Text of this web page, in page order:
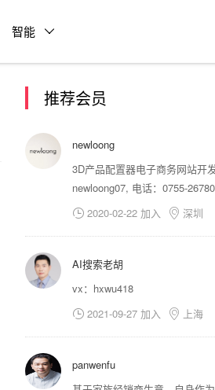
智能
推荐会员
newloong
3D产品配置器电子商务网站开
newloong07, 电话：0755-
 2020-02-22 加入  深圳
AI搜索老胡
vx：hxwu418
 2021-09-27 加入  上海
panwenfu